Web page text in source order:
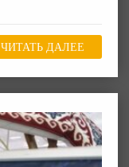
ЧИТАТЬ ДАЛЕЕ